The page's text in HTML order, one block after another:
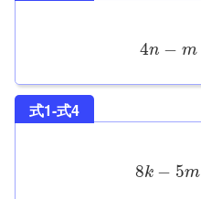
4n − m
式1-式4
8k − 5m